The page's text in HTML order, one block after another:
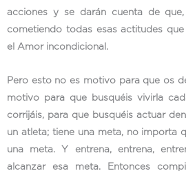
acciones y se darán cuenta de
cometiendo todas esas actitudes
el Amor incondicional.
Pero esto no es motivo para que os
motivo para que busquéis vivirla
corrijáis, para que busquéis actuar
un atleta; tiene una meta, no importa
una meta. Y entrena, entrena,
alcanzar esa meta. Entonces